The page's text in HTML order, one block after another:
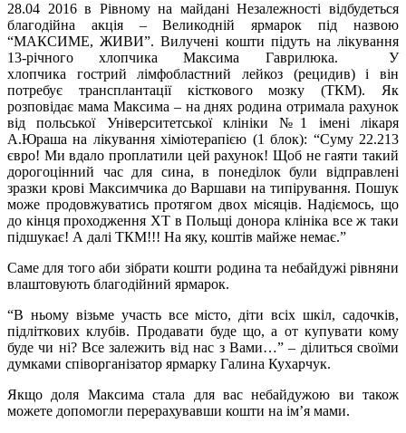
28.04 2016 в Рівному на майдані Незалежності відбудеться
благодійна акція – Великодній ярмарок під назвою
“МАКСИМЕ, ЖИВИ”. Вилучені кошти підуть на лікування
13-річного хлопчика Максима Гаврилюка. У
хлопчика гострий лімфобластний лейкоз (рецидив) і він
потребує трансплантації кісткового мозку (ТКМ). Як
розповідає мама Максима – на днях родина отримала рахунок
від польської Університетської клініки №1 імені лікаря
А.Юраша на лікування хіміотерапією (1 блок): “Суму 22.213
євро! Ми вдало проплатили цей рахунок! Щоб не гаяти такий
дорогоцінний час для сина, в понеділок були відправлені
зразки крові Максимчика до Варшави на типірування. Пошук
може продовжуватись протягом двох місяців. Надіємось, що
до кінця проходження ХТ в Польщі донора клініка все ж таки
підшукає! А далі ТКМ!!! На яку, коштів майже немає.”
Саме для того аби зібрати кошти родина та небайдужі рівняни
влаштовують благодійний ярмарок.
“В ньому візьме участь все місто, діти всіх шкіл, садочків,
підліткових клубів. Продавати буде що, а от купувати кому
буде чи ні? Все залежить від нас з Вами…” – ділиться своїми
думками співорганізатор ярмарку Галина Кухарчук.
Якщо доля Максима стала для вас небайдужою ви також
можете допомогли перерахувавши кошти на ім’я мами.